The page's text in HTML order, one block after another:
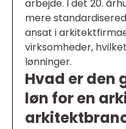
arbejde. I det 20.
mere
ansat i
virksomheder,
lønninger.
Hvad er den
løn for en